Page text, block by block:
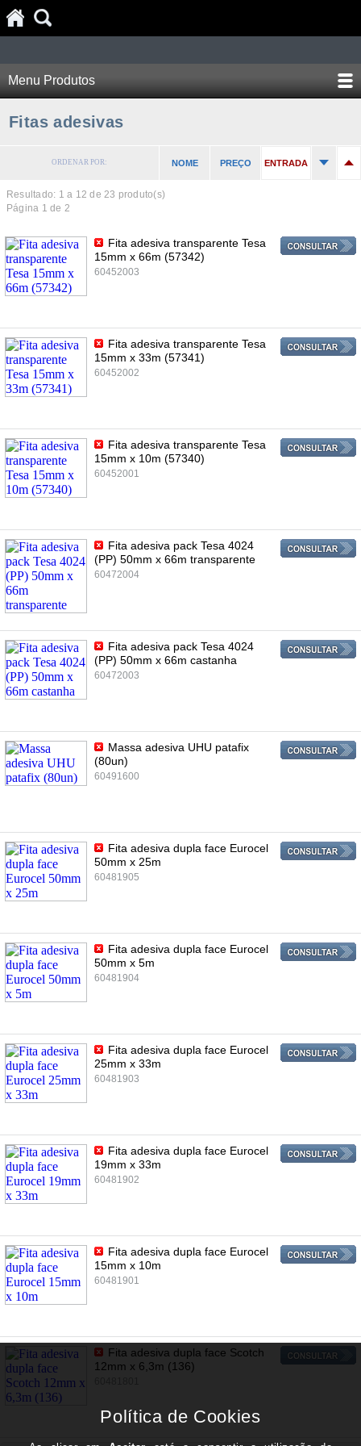
Menu Produtos
Fitas adesivas
ORDENAR POR: NOME PREÇO ENTRADA
Resultado: 1 a 12 de 23 produto(s)
Página 1 de 2
Fita adesiva transparente Tesa
15mm x 66m (57342)
60452003
Fita adesiva transparente Tesa
15mm x 33m (57341)
60452002
Fita adesiva transparente Tesa
15mm x 10m (57340)
60452001
Fita adesiva pack Tesa 4024
(PP) 50mm x 66m transparente
60472004
Fita adesiva pack Tesa 4024
(PP) 50mm x 66m castanha
60472003
Massa adesiva UHU patafix
(80un)
60491600
Fita adesiva dupla face Eurocel
50mm x 25m
60481905
Fita adesiva dupla face Eurocel
50mm x 5m
60481904
Fita adesiva dupla face Eurocel
25mm x 33m
60481903
Fita adesiva dupla face Eurocel
19mm x 33m
60481902
Fita adesiva dupla face Eurocel
15mm x 10m
60481901
Fita adesiva dupla face Scotch
12mm x 6,3m (136)